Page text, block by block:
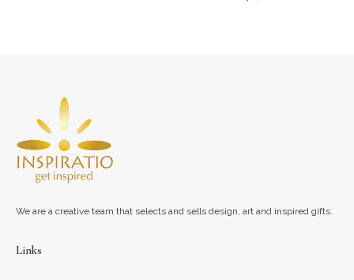
We are a creative team that selects and sells design, art and inspired gifts.
Links